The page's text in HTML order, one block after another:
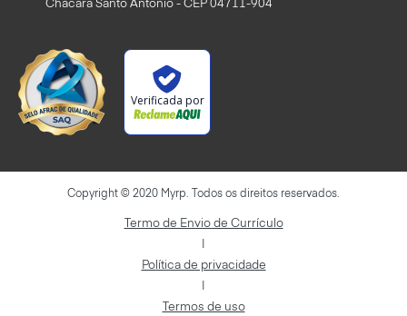
Chácara Santo Antônio - CEP 04711-904
Verificada por
Copyright © 2020 Myrp. Todos os direitos reservados.
Termo de Envio de Currículo
Política de privacidade
Termos de uso